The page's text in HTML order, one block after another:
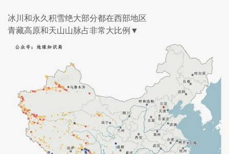
冰川和永久积雪绝大部分都在西部地区
青藏高原和天山山脉占非常大比例▼